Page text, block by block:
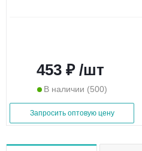
453 ₽ /шт
В наличии (500)
Запросить оптовую цену